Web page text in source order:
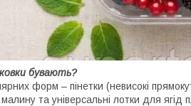
бувають?
форм – пінетки (невисокі
малину та універсальні лотки для